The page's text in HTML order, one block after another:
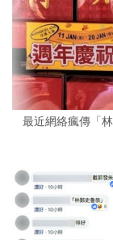
最近網絡瘋傳「